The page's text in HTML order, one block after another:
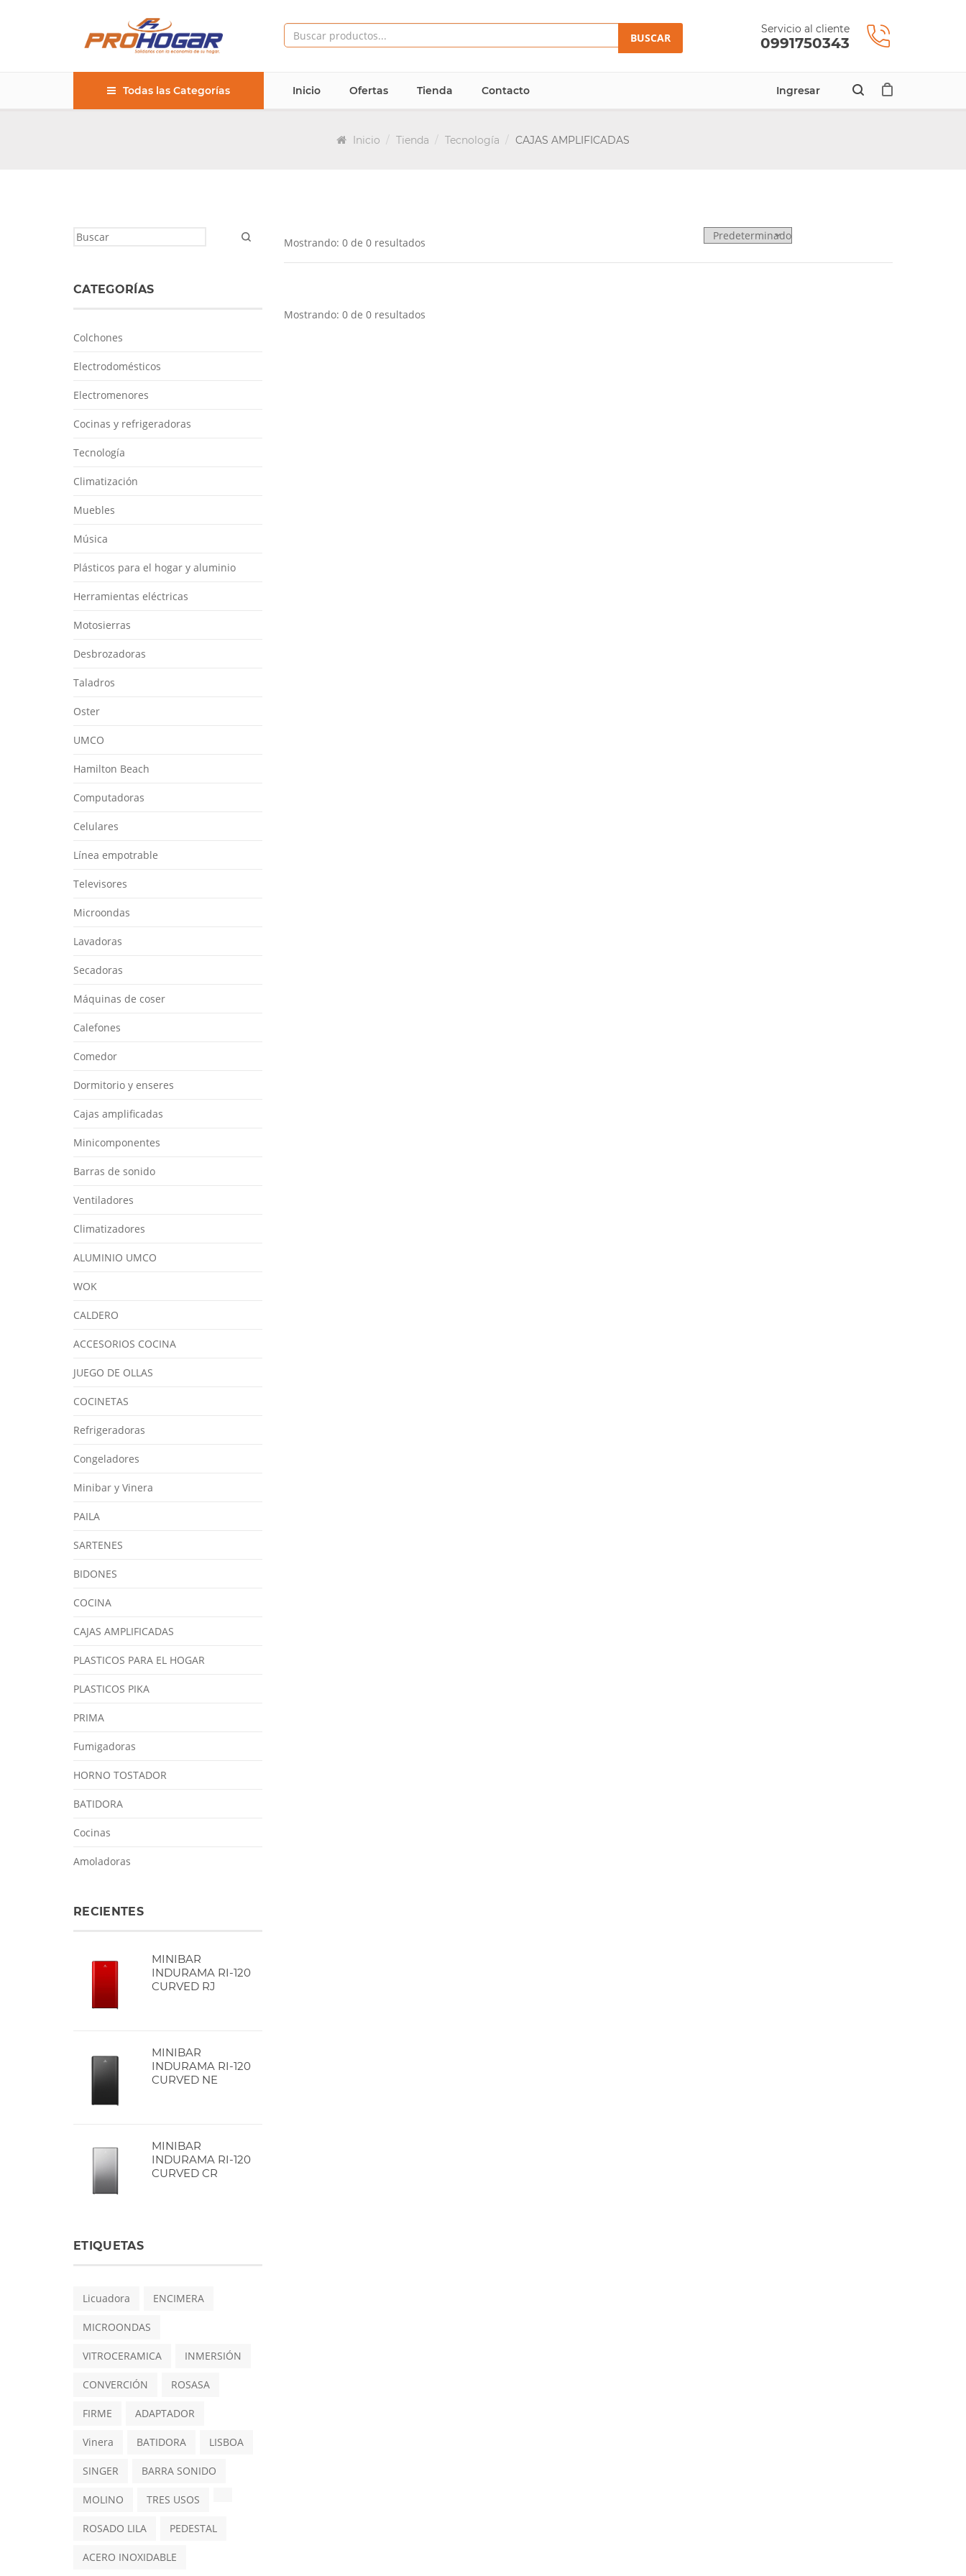
BUSCAR
Servicio al cliente
0991750343
Todas las Categorías Inicio Ofertas Tienda Contacto Ingresar
Inicio Tienda Tecnología CAJAS AMPLIFICADAS
Mostrando: 0 de 0 resultados
Mostrando: 0 de 0 resultados
CATEGORÍAS
Colchones
Electrodomésticos
Electromenores
Cocinas y refrigeradoras
Tecnología
Climatización
Muebles
Música
Plásticos para el hogar y aluminio
Herramientas eléctricas
Motosierras
Desbrozadoras
Taladros
Oster
UMCO
Hamilton Beach
Computadoras
Celulares
Línea empotrable
Televisores
Microondas
Lavadoras
Secadoras
Máquinas de coser
Calefones
Comedor
Dormitorio y enseres
Cajas amplificadas
Minicomponentes
Barras de sonido
Ventiladores
Climatizadores
ALUMINIO UMCO
WOK
CALDERO
ACCESORIOS COCINA
JUEGO DE OLLAS
COCINETAS
Refrigeradoras
Congeladores
Minibar y Vinera
PAILA
SARTENES
BIDONES
COCINA
CAJAS AMPLIFICADAS
PLASTICOS PARA EL HOGAR
PLASTICOS PIKA
PRIMA
Fumigadoras
HORNO TOSTADOR
BATIDORA
Cocinas
Amoladoras
RECIENTES
MINIBAR
INDURAMA RI-120
CURVED RJ
MINIBAR
INDURAMA RI-120
CURVED NE
MINIBAR
INDURAMA RI-120
CURVED CR
ETIQUETAS
Licuadora ENCIMERA
MICROONDAS
VITROCERAMICA INMERSIÓN
CONVERCIÓN ROSASA
FIRME ADAPTADOR
Vinera BATIDORA LISBOA
SINGER BARRA SONIDO
MOLINO TRES USOS
ROSADO LILA PEDESTAL
ACERO INOXIDABLE